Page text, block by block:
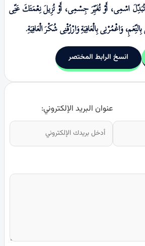
اسْمِی، أَوْ تُغَیِّرَ جِسْمِی، أَوْ تُزِیلَ نِعْمَتَكَ عَنِّی
وَاغْمُرْنِی بِالْعَافِیَةِ وَارْزُقْنِی شُكْرَ الْعَافِیَةِ.
انسخ الرابط المختصر
عنوان البريد الإلكتروني: